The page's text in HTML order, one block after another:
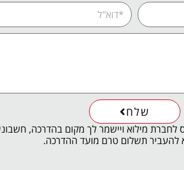
שלח
מילוא ויישמר לך מקום בהדרכה,
להעביר תשלום טרם מועד ההדרכה.